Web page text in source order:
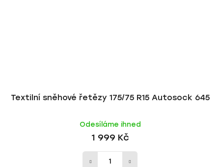
Textilní sněhové řetězy 175/75 R15 Autosock 645
Odesíláme ihned
1 999 Kč